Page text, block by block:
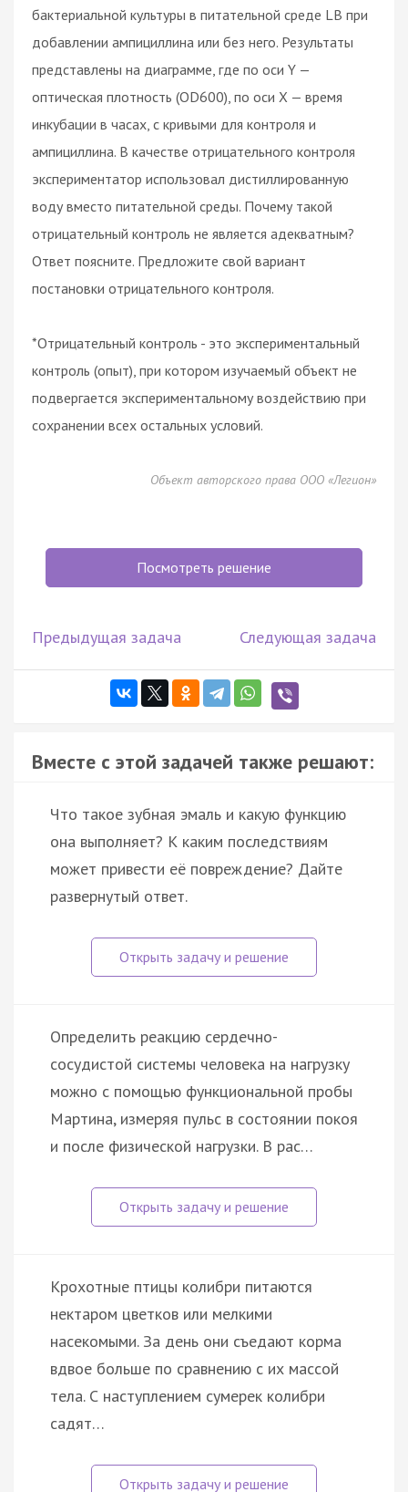
бактериальной культуры в питательной среде LB при
добавлении ампициллина или без него. Результаты
представлены на диаграмме, где по оси Y —
оптическая плотность (OD600), по оси X — время
инкубации в часах, с кривыми для контроля и
ампициллина. В качестве отрицательного контроля
экспериментатор использовал дистиллированную
воду вместо питательной среды. Почему такой
отрицательный контроль не является адекватным?
Ответ поясните. Предложите свой вариант
постановки отрицательного контроля.
*Отрицательный контроль - это экспериментальный
контроль (опыт), при котором изучаемый объект не
подвергается экспериментальному воздействию при
сохранении всех остальных условий.
Объект авторского права ООО «Легион»
Посмотреть решение
Предыдущая задача Следующая задача
Вместе с этой задачей также решают:
Что такое зубная эмаль и какую функцию
она выполняет? К каким последствиям
может привести её повреждение? Дайте
развернутый ответ.
Определить реакцию сердечно-
сосудистой системы человека на нагрузку
можно с помощью функциональной пробы
Мартина, измеряя пульс в состоянии покоя
и после физической нагрузки. В рас…
Крохотные птицы колибри питаются
нектаром цветков или мелкими
насекомыми. За день они съедают корма
вдвое больше по сравнению с их массой
тела. С наступлением сумерек колибри
садят…